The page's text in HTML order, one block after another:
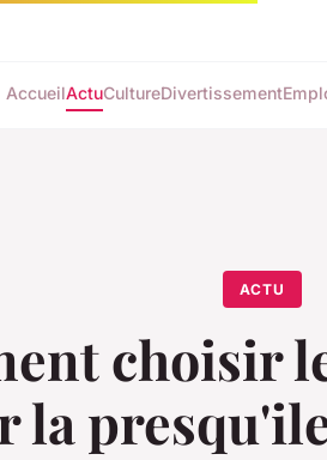
AccueilActuCultureDivertissement
ACTU
choisir
la